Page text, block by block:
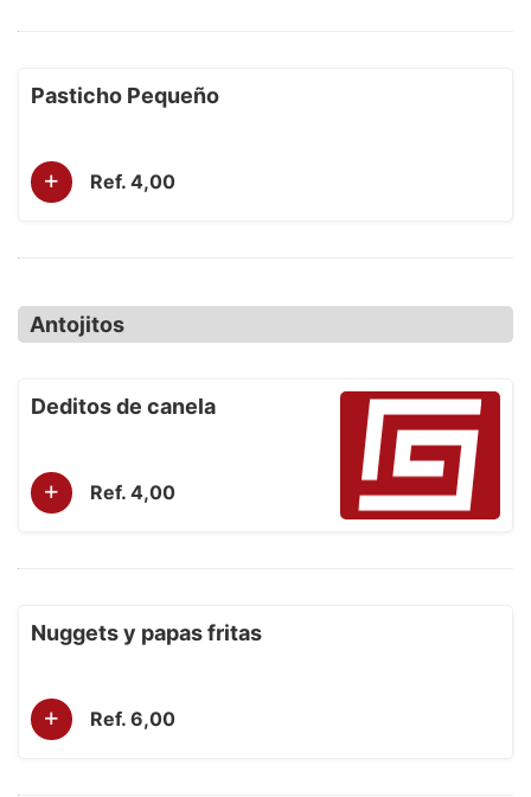
Pasticho Pequeño
+ Ref. 4,00
Antojitos
Deditos de canela
+ Ref. 4,00
Nuggets y papas fritas
+ Ref. 6,00